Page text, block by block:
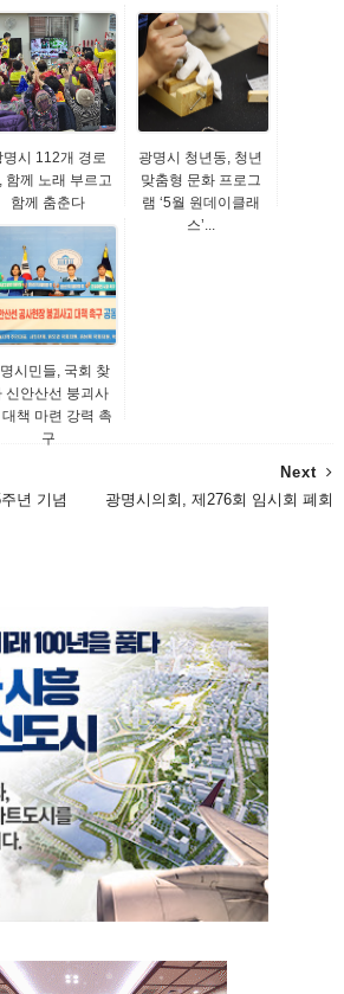
명시 112개 경로
함께 노래 부르고
함께 춤춘다
광명시 청년동, 청년
맞춤형 문화 프로그
램 ‘5월 원데이클래
스’...
시민들, 국회 찾
신안산선 붕괴사
대책 마련 강력 촉
구
Next
광명시의회, 제276회 임시회 폐회
년 기념